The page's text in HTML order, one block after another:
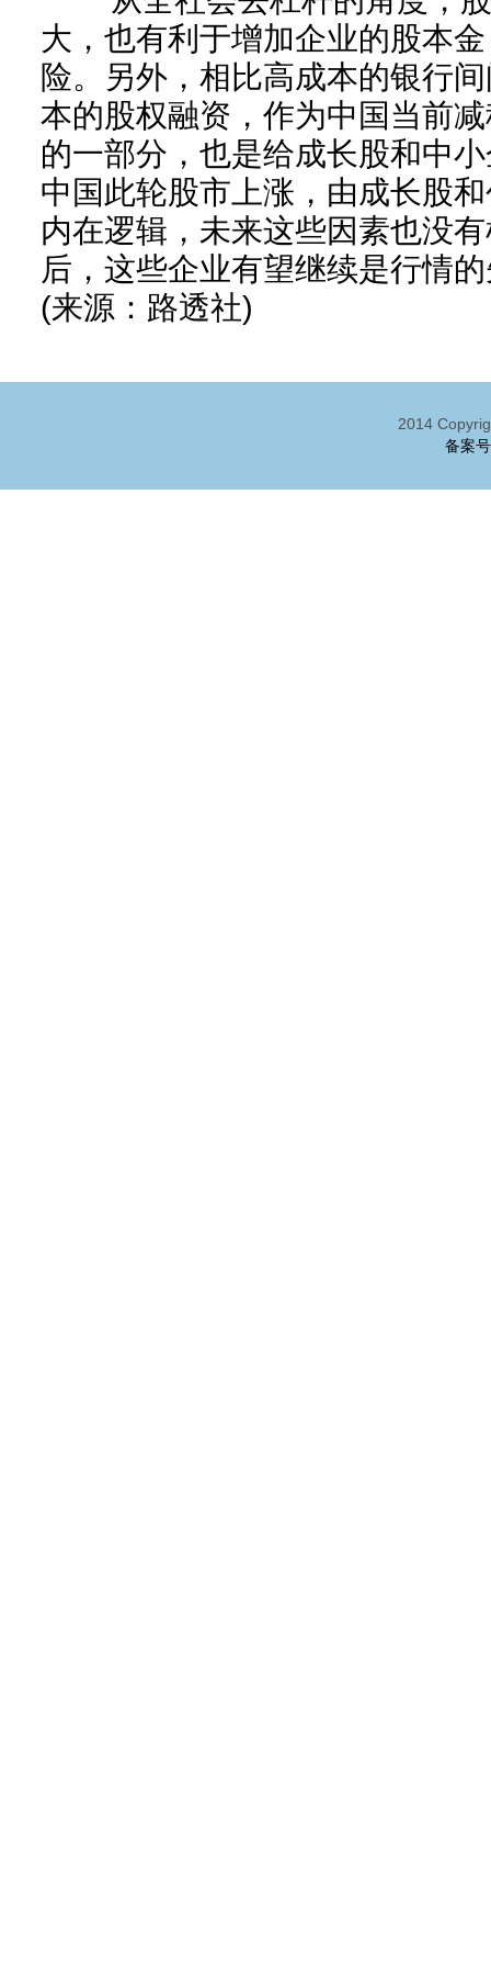
大，也有利于增加企业的股本
险。另外，相比高成本的银行
本的股权融资，作为中国当前
的一部分，也是给成长股和中
中国此轮股市上涨，由成长股
内在逻辑，未来这些因素也没
后，这些企业有望继续是行情
(来源：路透社)
2014
备案